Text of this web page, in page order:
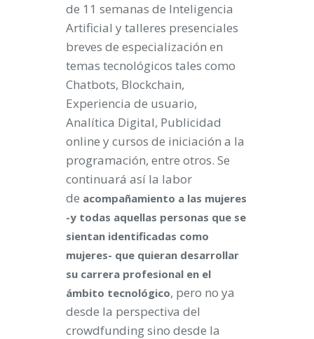
de 11 semanas de Inteligencia
Artificial y talleres presenciales
breves de especialización en
temas tecnológicos tales como
Chatbots, Blockchain,
Experiencia de usuario,
Analítica Digital, Publicidad
online y cursos de iniciación a la
programación, entre otros. Se
continuará así la labor
de acompañamiento a las mujeres
-y todas aquellas personas que se
sientan identificadas como
mujeres- que quieran desarrollar
su carrera profesional en el
ámbito tecnológico, pero no ya
desde la perspectiva del
crowdfunding sino desde la